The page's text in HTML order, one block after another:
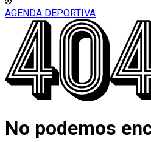
AGENDA DEPORTIVA
No podemos